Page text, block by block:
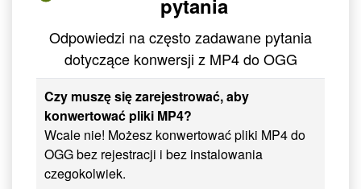
pytania
Odpowiedzi na często zadawane pytania
dotyczące konwersji z MP4 do OGG
Czy muszę się zarejestrować, aby
konwertować pliki MP4?
Wcale nie! Możesz konwertować pliki MP4 do
OGG bez rejestracji i bez instalowania
czegokolwiek.